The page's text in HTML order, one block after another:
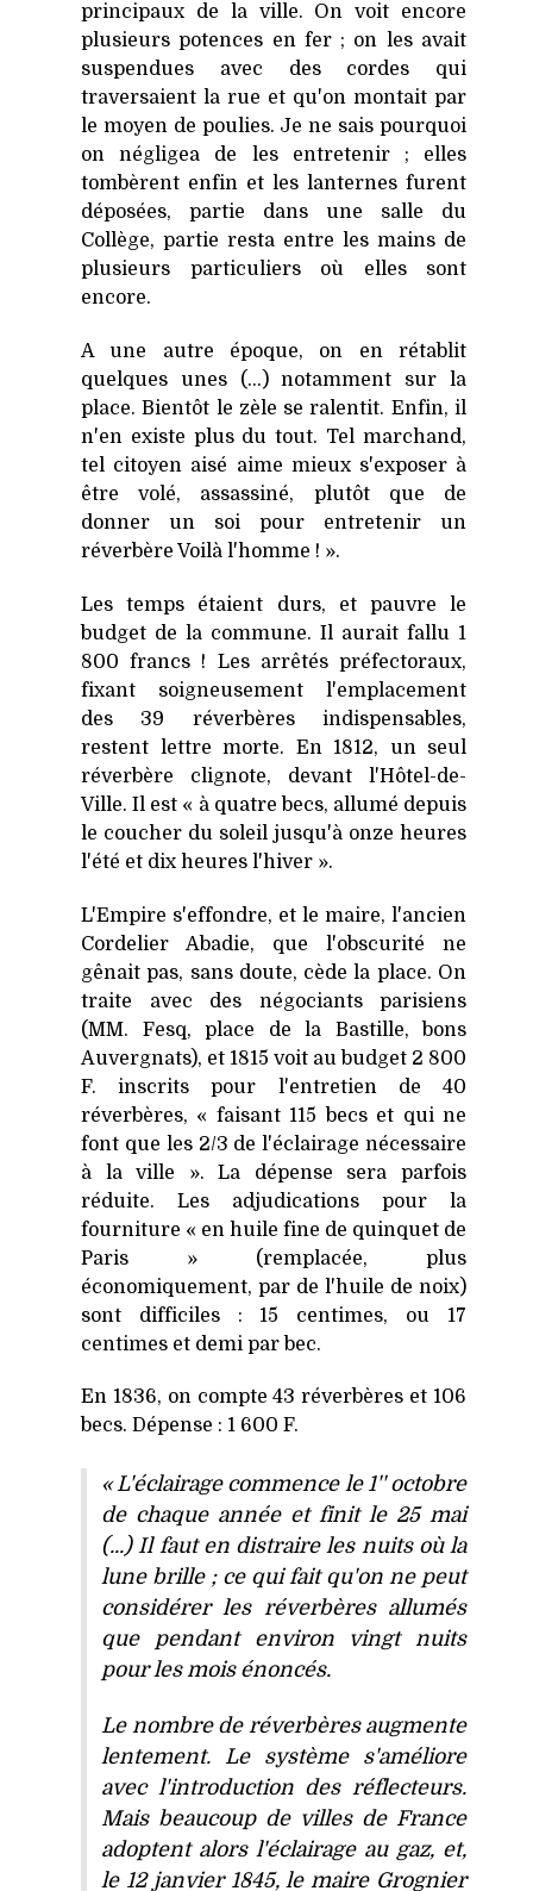
principaux de la ville. On voit encore
plusieurs potences en fer ; on les avait
suspendues avec des cordes qui
traversaient la rue et qu'on montait par
le moyen de poulies. Je ne sais pourquoi
on négligea de les entretenir ; elles
tombèrent enfin et les lanternes furent
déposées, partie dans une salle du
Collège, partie resta entre les mains de
plusieurs particuliers où elles sont
encore.
A une autre époque, on en rétablit
quelques ­unes (...) notamment sur la
place. Bientôt le zèle se ralentit. Enfin, il
n'en existe plus du tout. Tel marchand,
tel citoyen aisé aime mieux s'exposer à
être volé, assassiné, plutôt que de
donner un soi pour entretenir un
réverbère Voilà l'homme ! ».
Les temps étaient durs, et pauvre le
budget de la commune. Il aurait fallu 1
800 francs ! Les arrêtés préfectoraux,
fixant soigneusement l'emplacement
des 39 réverbères indispensables,
restent lettre morte. En 1812, un seul
réverbère clignote, devant l'Hôtel-de-
Ville. Il est « à quatre becs, allumé depuis
le coucher du soleil jusqu'à onze heures
l'été et dix heures l'hiver ».
L'Empire s'effondre, et le maire, l'ancien
Cordelier Abadie, que l'obscurité ne
gênait pas, sans doute, cède la place. On
traite avec des négociants parisiens
(MM. Fesq, place de la Bastille, bons
Auvergnats), et 1815 voit au budget 2 800
F. inscrits pour l'entretien de 40
réverbères, « faisant 115 becs et qui ne
font que les 2/3 de l'éclairage nécessaire
à la ville ». La dépense sera parfois
réduite. Les adjudications pour la
fourniture « en huile fine de quinquet de
Paris » (remplacée, plus
économiquement, par de l'huile de noix)
sont difficiles : 15 centimes, ou 17
centimes et demi par bec.
En 1836, on compte 43 réverbères et 106
becs. Dépense : 1 600 F.
« L'éclairage commence le 1'' octobre
de chaque année et finit le 25 mai
(...) Il faut en distraire les nuits où la
lune brille ; ce qui fait qu'on ne peut
considérer les réverbères allumés
que pendant environ vingt nuits
pour les mois énoncés.
Le nombre de réverbères augmente
lentement. Le système s'améliore
avec l'introduction des réflecteurs.
Mais beaucoup de villes de France
adoptent alors l'éclairage au gaz, et,
le 12 janvier 1845, le maire Grognier